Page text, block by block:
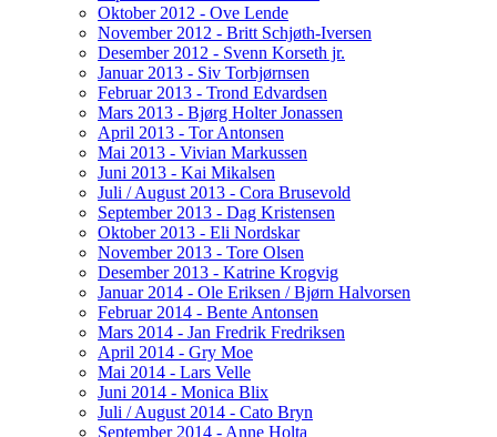
Oktober 2012 - Ove Lende
November 2012 - Britt Schjøth-Iversen
Desember 2012 - Svenn Korseth jr.
Januar 2013 - Siv Torbjørnsen
Februar 2013 - Trond Edvardsen
Mars 2013 - Bjørg Holter Jonassen
April 2013 - Tor Antonsen
Mai 2013 - Vivian Markussen
Juni 2013 - Kai Mikalsen
Juli / August 2013 - Cora Brusevold
September 2013 - Dag Kristensen
Oktober 2013 - Eli Nordskar
November 2013 - Tore Olsen
Desember 2013 - Katrine Krogvig
Januar 2014 - Ole Eriksen / Bjørn Halvorsen
Februar 2014 - Bente Antonsen
Mars 2014 - Jan Fredrik Fredriksen
April 2014 - Gry Moe
Mai 2014 - Lars Velle
Juni 2014 - Monica Blix
Juli / August 2014 - Cato Bryn
September 2014 - Anne Holta